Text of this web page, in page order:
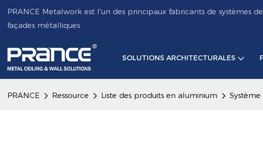
PRANCE Metalwork est l'un des principaux fabricants de systèmes
façades métalliques.
SOLUTIONS ARCHITECTURALES
PRANCE Ressource Liste des produits en aluminium